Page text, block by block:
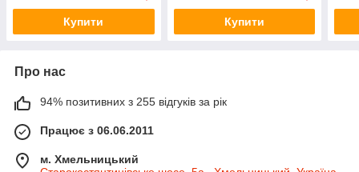
Купити Купити
Про нас
94% позитивних з 255 відгуків за рік
Працює з 06.06.2011
м. Хмельницький